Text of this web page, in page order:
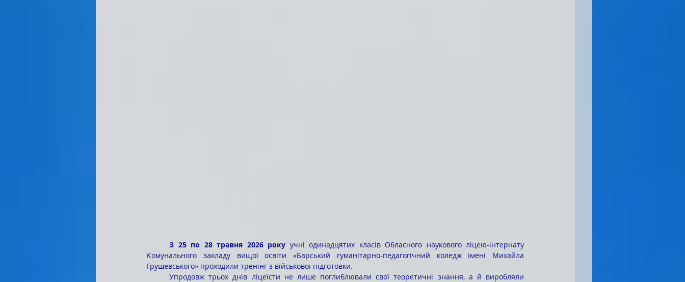
	З 25 по 28 травня 2026 року
учні одинадцятих класів Обласного наукового ліцею-інтернату
Комунального закладу вищої освіти «Барський гуманітарно-педагогічний коледж імені Михайла
Грушевського» проходили тренінг з військової підготовки.
	Упродовж трьох днів ліцеїсти не лише поглиблювали свої теоретичні знання, а й виробляли